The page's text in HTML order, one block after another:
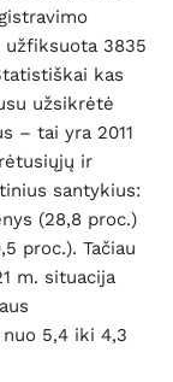
3835
kas
užsikrėtė
– tai yra 2011
ir
santykius:
(28,8 proc.)
proc.). Tačiau
m. situacija
5,4 iki 4,3